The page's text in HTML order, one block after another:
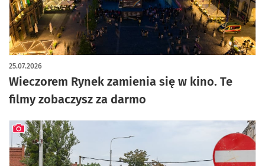
Wieczorem Rynek zamienia się w kino. Te
filmy zobaczysz za darmo
25.07.2026
artykuł z galerią zdjęć